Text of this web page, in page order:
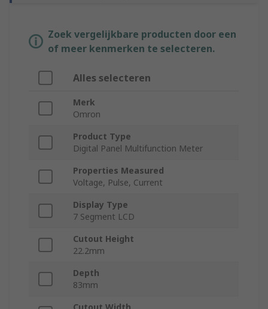
Zoek vergelijkbare producten door een
of meer kenmerken te selecteren.
Alles selecteren
Merk
Omron
Product Type
Digital Panel Multifunction Meter
Properties Measured
Voltage, Pulse, Current
Display Type
7 Segment LCD
Cutout Height
22.2mm
Depth
83mm